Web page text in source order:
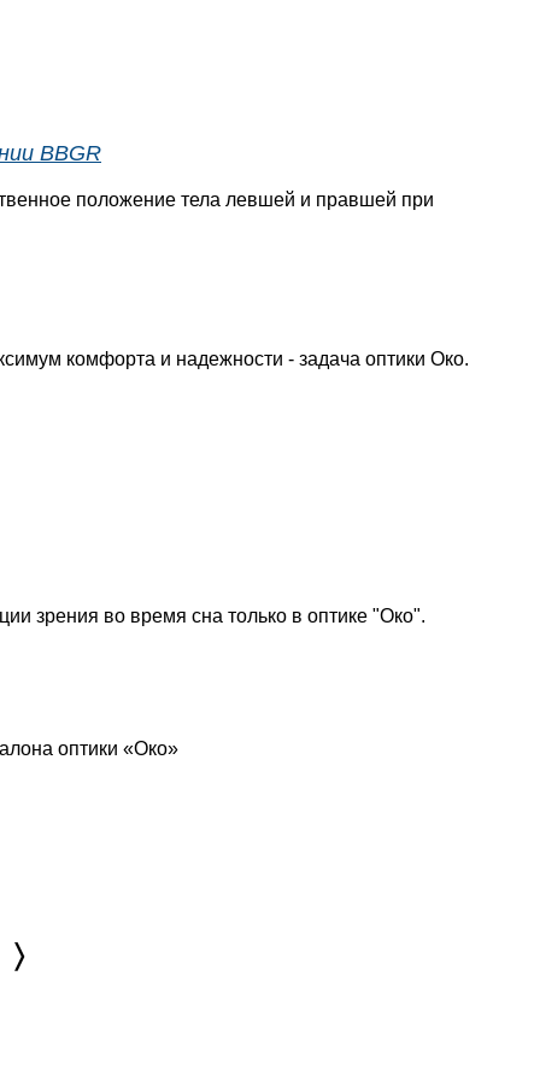
BBGR
положение тела левшей и правшей при
комфорта и надежности - задача оптики Око.
зрения во время сна только в оптике "Око".
оптики «Око»
〉